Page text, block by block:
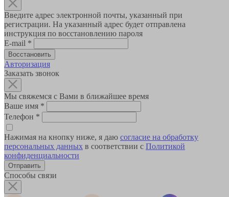
Введите адрес электронной почты, указанный при
регистрации. На указанный адрес будет отправлена
инструкция по восстановлению пароля
E-mail *
Авторизация
Заказать звонок
Мы свяжемся с Вами в ближайшее время
Ваше имя *
Телефон *
Нажимая на кнопку ниже, я даю согласие на обработку
персональных данных в соответствии с Политикой
конфиденциальности
Способы связи